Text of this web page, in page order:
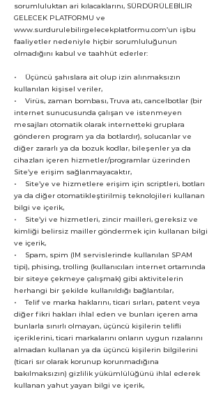
sorumluluktan ari kılacaklarını, SÜRDÜRÜLEBİLİR
GELECEK PLATFORMU ve
www.surdurulebilirgelecekplatformu.com’un işbu
faaliyetler nedeniyle hiçbir sorumluluğunun
olmadığını kabul ve taahhüt ederler:
• Üçüncü şahıslara ait olup izin alınmaksızın
kullanılan kişisel veriler,
• Virüs, zaman bombası, Truva atı, cancelbotlar (bir
internet sunucusunda çalışan ve istenmeyen
mesajları otomatik olarak internetteki gruplara
gönderen program ya da botlardır), solucanlar ve
diğer zararlı ya da bozuk kodlar, bileşenler ya da
cihazları içeren hizmetler/programlar üzerinden
Site’ye erişim sağlanmayacaktır,
• Site’ye ve hizmetlere erişim için scriptleri, botları
ya da diğer otomatikleştirilmiş teknolojileri kullanan
bilgi ve içerik,
• Site’yi ve hizmetleri, zincir mailleri, gereksiz ve
kimliği belirsiz mailler göndermek için kullanan bilgi
ve içerik,
• Spam, spim (IM servislerinde kullanılan SPAM
tipi), phising, trolling (kullanıcıları internet ortamında
bir siteye çekmeye çalışmak) gibi aktivitelerin
herhangi bir şekilde kullanıldığı bağlantılar,
• Telif ve marka haklarını, ticari sırları, patent veya
diğer fikri hakları ihlal eden ve bunları içeren ama
bunlarla sınırlı olmayan, üçüncü kişilerin telifli
içeriklerini, ticari markalarını onların uygun rızalarını
almadan kullanan ya da üçüncü kişilerin bilgilerini
(ticari sır olarak korunup korunmadığına
bakılmaksızın) gizlilik yükümlülüğünü ihlal ederek
kullanan yahut yayan bilgi ve içerik,